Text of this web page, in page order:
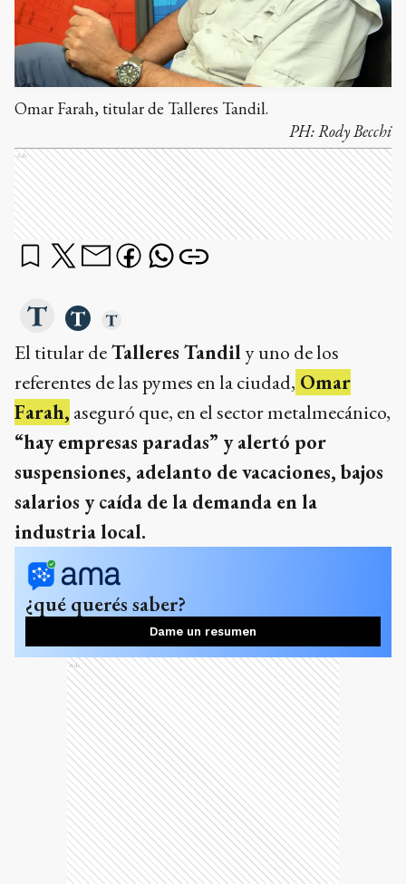
Omar Farah, titular de Talleres Tandil.
PH:Rody Becchi
Ads
El titular deTalleres Tandily uno de los
referentes de las pymes en la ciudad, Omar
Farah, aseguró que, en el sector metalmecánico,
“hay empresas paradas” y alertó por
suspensiones, adelanto de vacaciones, bajos
salarios y caída de la demanda en la
industria local.
¿qué querés saber?
Dame un resumen
Ads